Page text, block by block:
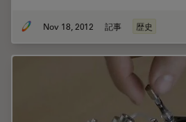
Nov 18, 2012 記事 歴史